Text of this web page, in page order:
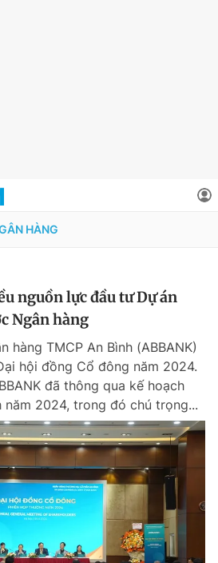
Tin 24h
Tin 360
Magazine
HÀNG
nguồn lực đầu tư Dự án
Ngân hàng
hàng TMCP An Bình (ABBANK)
hội đồng Cổ đông năm 2024.
đã thông qua kế hoạch
năm 2024, trong đó chú trọng...